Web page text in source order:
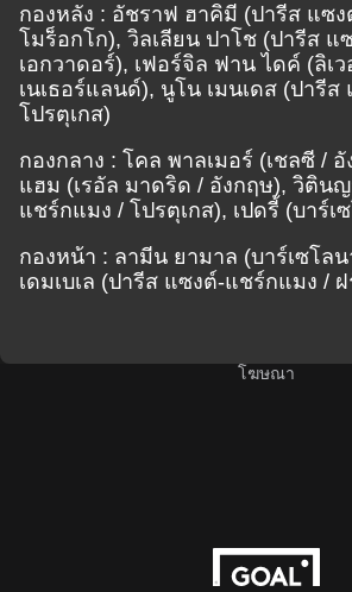
กองหลัง : อัชราฟ ฮาคิมี (ปารีส แซ
โมร็อกโก), วิลเลียน ปาโช (ปารีส แ
เอกวาดอร์), เฟอร์จิล ฟาน ไดค์ (ลิเ
เนเธอร์แลนด์), นูโน เมนเดส (ปารี
โปรตุเกส)
กองกลาง : โคล พาลเมอร์ (เชลซี /
แฮม (เรอัล มาดริด / อังกฤษ), วิติน
แชร์กแมง / โปรตุเกส), เปดรี้ (บาร์เ
กองหน้า : ลามีน ยามาล (บาร์เซโล
เดมเบเล (ปารีส แซงต์-แชร์กแมง / ฝ
โฆษณา